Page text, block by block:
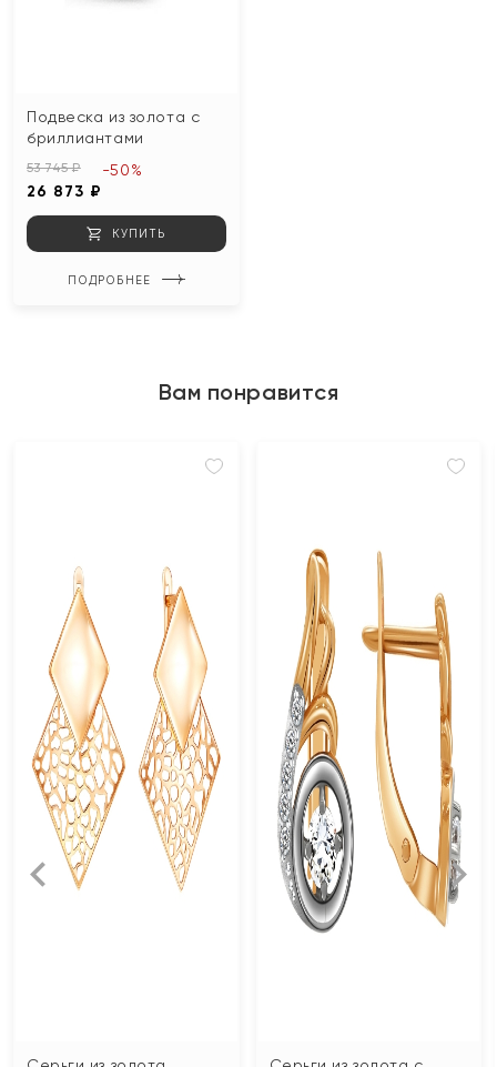
Подвеска из золота с
бриллиантами
53 745 ₽
26 873 ₽
-50%
КУПИТЬ
ПОДРОБНЕЕ
Вам понравится